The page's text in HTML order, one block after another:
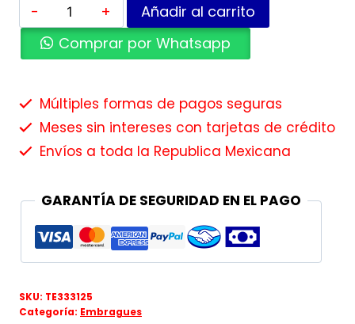
Añadir al carrito
Comprar por Whatsapp
Múltiples formas de pagos seguras
Meses sin intereses con tarjetas de crédito
Envíos a toda la Republica Mexicana
GARANTÍA DE SEGURIDAD EN EL PAGO
SKU: TE333125
Categoría: Embragues